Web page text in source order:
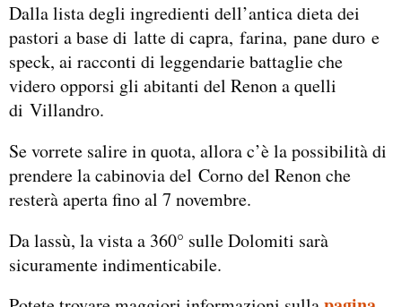
Dalla lista degli ingredienti dell’antica dieta dei
pastori a base di latte di capra, farina, pane duro e
speck, ai racconti di leggendarie battaglie che
videro opporsi gli abitanti del Renon a quelli
di Villandro.
Se vorrete salire in quota, allora c’è la possibilità di
prendere la cabinovia del Corno del Renon che
resterà aperta fino al 7 novembre.
Da lassù, la vista a 360° sulle Dolomiti sarà
sicuramente indimenticabile.